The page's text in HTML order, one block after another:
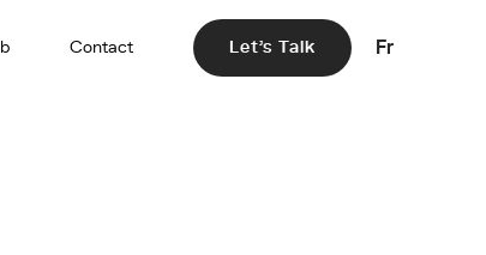
Contact Let's Talk Fr